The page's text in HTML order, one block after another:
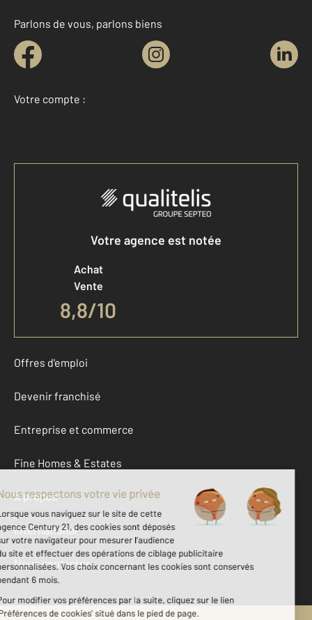
Parlons de vous, parlons biens
Votre compte :
Accéder à mon compte
Votre agence est notée
Achat
Vente
8,8/10
Offres d'emploi
Devenir franchisé
Entreprise et commerce
Fine Homes & Estates
À propos
International
Nous contacter